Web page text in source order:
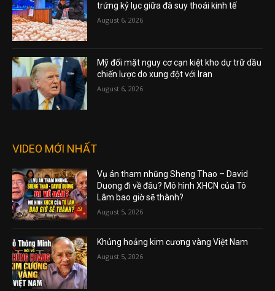
trứng kỷ lục giữa đà suy thoái kinh tế
August 6, 2026
Mỹ đối mặt nguy cơ cạn kiệt kho dự trữ dầu
chiến lược do xung đột với Iran
August 6, 2026
VIDEO MỚI NHẤT
Vụ án tham nhũng Sheng Thao – David
Duong đi về đâu? Mô hình XHCN của Tô
Lâm bao giờ sẽ thành?
August 5, 2026
Khủng hoảng kim cương vàng Việt Nam
August 5, 2026